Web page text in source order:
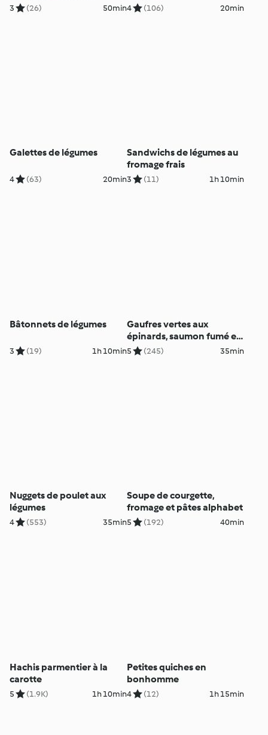
3 (26) 50min4 (106) 20min
Galettes de légumes
4 (63) 20min
Sandwichs de légumes au
fromage frais
3 (11) 1h 10min
Bâtonnets de légumes
3 (19) 1h 10min
Gaufres vertes aux
épinards, saumon fumé et
graines germées
5 (245) 35min
Nuggets de poulet aux
légumes
4 (553) 35min
Soupe de courgette,
fromage et pâtes alphabet
5 (192) 40min
Hachis parmentier à la
carotte
5 (1.9K) 1h 10min
Petites quiches en
bonhomme
4 (12) 1h 15min